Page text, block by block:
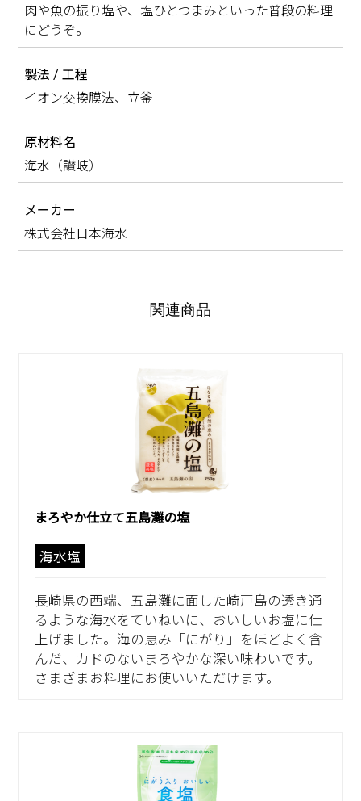
肉や魚の振り塩や、塩ひとつまみといった普段の料理
にどうぞ。
製法 / 工程
イオン交換膜法、立釜
原材料名
海水（讃岐）
メーカー
株式会社日本海水
関連商品
まろやか仕立て五島灘の塩
海水塩
長崎県の西端、五島灘に面した崎戸島の透き通
るような海水をていねいに、おいしいお塩に仕
上げました。海の恵み「にがり」をほどよく含
んだ、カドのないまろやかな深い味わいです。
さまざまお料理にお使いいただけます。